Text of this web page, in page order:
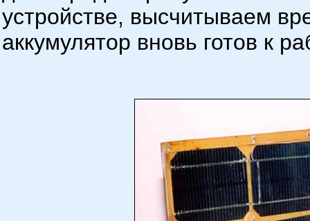
устройстве, высчитываем
аккумулятор вновь готов к